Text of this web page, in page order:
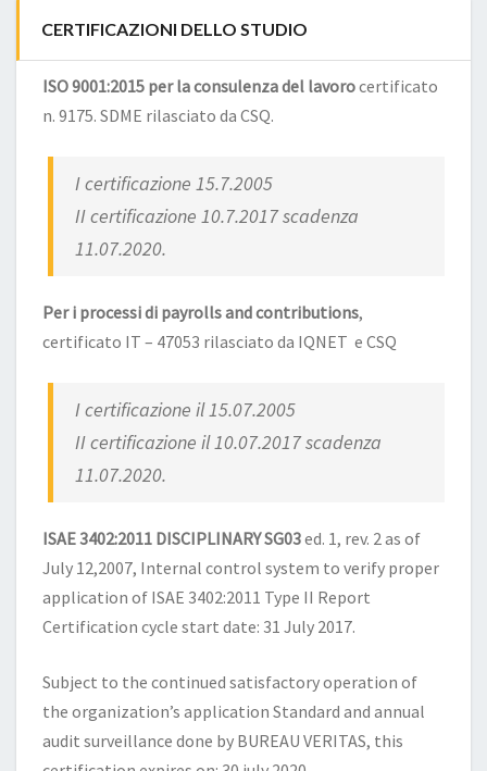
CERTIFICAZIONI DELLO STUDIO
ISO 9001:2015 per la consulenza del lavorocertificato
n. 9175. SDME rilasciato da CSQ.
I certificazione 15.7.2005
II certificazione 10.7.2017 scadenza
11.07.2020.
Per i processi di payrolls and contributions,
certificato IT – 47053 rilasciato da IQNET e CSQ
I certificazione il 15.07.2005
II certificazione il 10.07.2017 scadenza
11.07.2020.
ISAE 3402:2011 DISCIPLINARY SG03ed. 1, rev. 2 as of
July 12,2007, Internal control system to verify proper
application of ISAE 3402:2011 Type II Report
Certification cycle start date: 31 July 2017.
Subject to the continued satisfactory operation of
the organization’s application Standard and annual
audit surveillance done by BUREAU VERITAS, this